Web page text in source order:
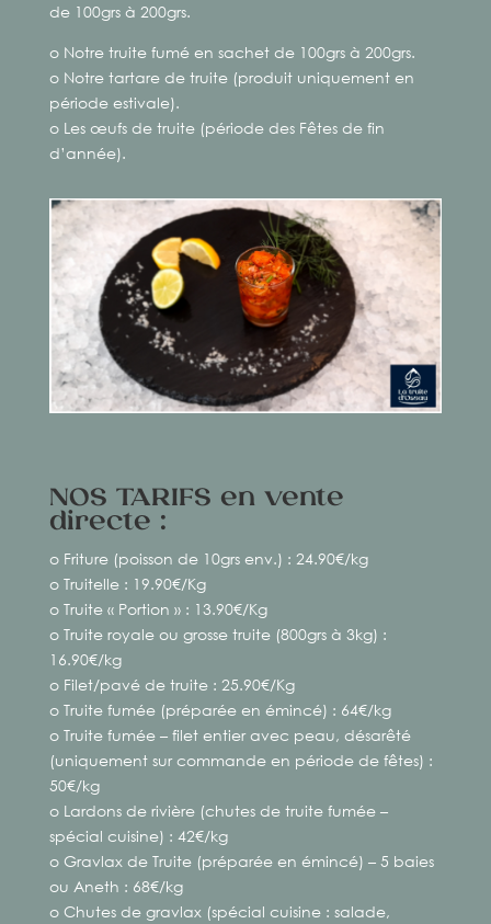
de 100grs à 200grs.
o Notre truite fumé en sachet de 100grs à 200grs.
o Notre tartare de truite (produit uniquement en
période estivale).
o Les œufs de truite (période des Fêtes de fin
d’année).
Tartare
NOS TARIFS en vente
directe :
o Friture (poisson de 10grs env.) : 24.90€/kg
o Truitelle : 19.90€/Kg
o Truite « Portion » : 13.90€/Kg
o Truite royale ou grosse truite (800grs à 3kg) :
16.90€/kg
o Filet/pavé de truite : 25.90€/Kg
o Truite fumée (préparée en émincé) : 64€/kg
o Truite fumée – filet entier avec peau, désarêté
(uniquement sur commande en période de fêtes) :
50€/kg
o Lardons de rivière (chutes de truite fumée –
spécial cuisine) : 42€/kg
o Gravlax de Truite (préparée en émincé) – 5 baies
ou Aneth : 68€/kg
o Chutes de gravlax (spécial cuisine : salade,